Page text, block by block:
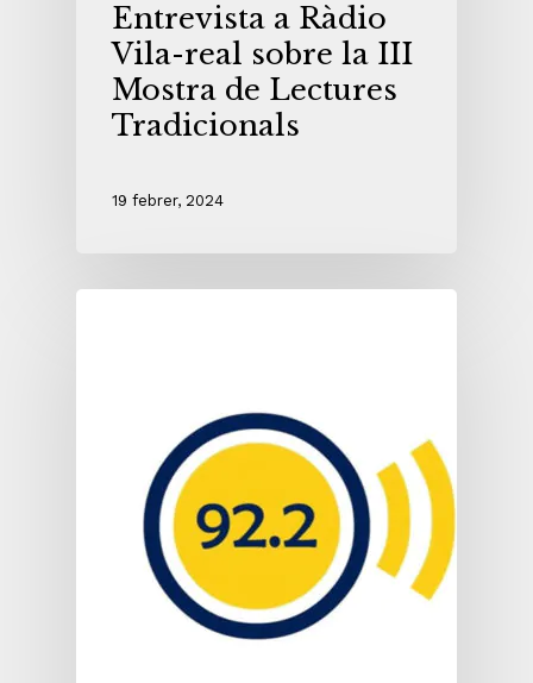
Entrevista a Ràdio
Vila-real sobre la III
Mostra de Lectures
Tradicionals
19 febrer, 2024